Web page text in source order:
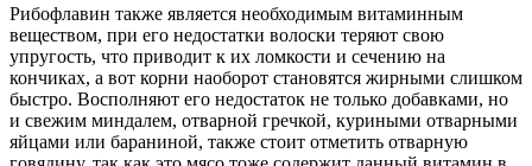
Рибофлавин также является необходимым витаминным
веществом, при его недостатки волоски теряют свою
упругость, что приводит к их ломкости и сечению на
кончиках, а вот корни наоборот становятся жирными слишком
быстро. Восполняют его недостаток не только добавками, но
и свежим миндалем, отварной гречкой, куриными отварными
яйцами или бараниной, также стоит отметить отварную